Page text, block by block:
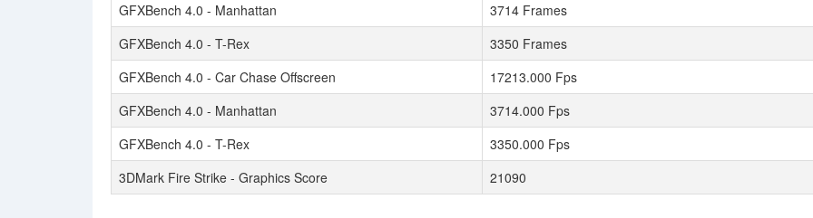
GFXBench 4.0 - Manhattan
3714 Frames
GFXBench 4.0 - T-Rex
3350 Frames
GFXBench 4.0 - Car Chase Offscreen
17213.000 Fps
GFXBench 4.0 - Manhattan
3714.000 Fps
GFXBench 4.0 - T-Rex
3350.000 Fps
3DMark Fire Strike - Graphics Score
21090